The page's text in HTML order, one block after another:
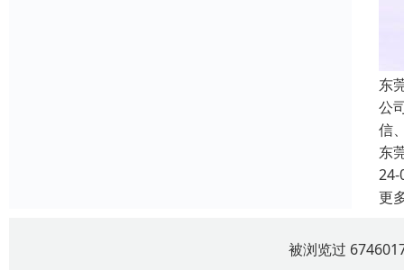
东
公
信
东
24-
更
被浏览过